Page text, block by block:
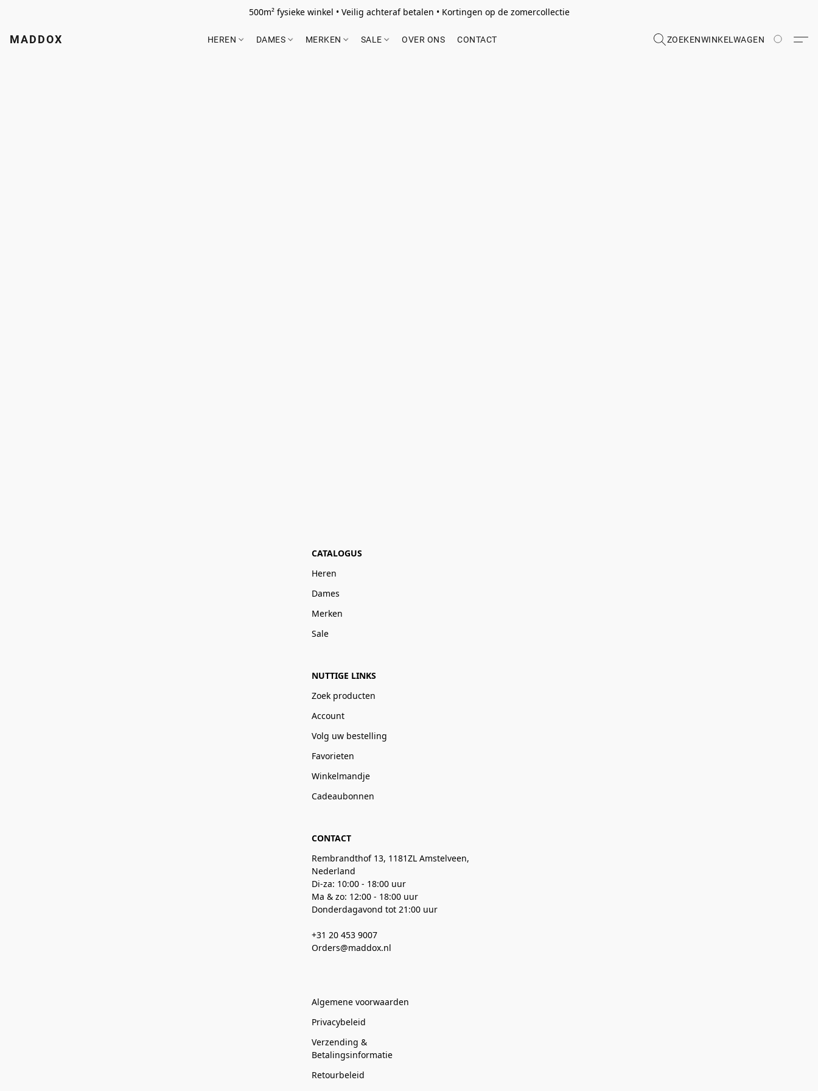
500m² fysieke winkel • Veilig achteraf betalen • Kortingen op de zomercollectie
MADDOX HEREN DAMES MERKEN SALE OVER ONS CONTACT ZOEKENWINKELWAGEN
CATALOGUS
Heren
Dames
Merken
Sale
NUTTIGE LINKS
Zoek producten
Account
Volg uw bestelling
Favorieten
Winkelmandje
Cadeaubonnen
CONTACT
Rembrandthof 13, 1181ZL Amstelveen,
Nederland
Di-za: 10:00 - 18:00 uur
Ma & zo: 12:00 - 18:00 uur
Donderdagavond tot 21:00 uur
+31 20 453 9007
Orders@maddox.nl
Algemene voorwaarden
Privacybeleid
Verzending &
Betalingsinformatie
Retourbeleid